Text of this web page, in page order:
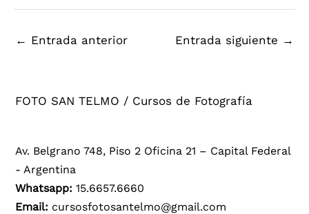
← Entrada anterior Entrada siguiente →
FOTO SAN TELMO / Cursos de Fotografía
Av. Belgrano 748, Piso 2 Oficina 21 – Capital Federal
- Argentina
Whatsapp:15.6657.6660
Email: cursosfotosantelmo@gmail.com